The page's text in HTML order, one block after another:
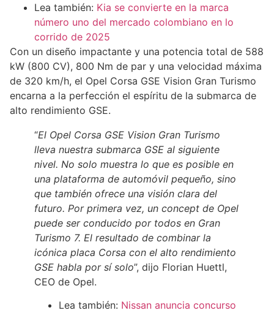
Lea también: Kia se convierte en la marca
número uno del mercado colombiano en lo
corrido de 2025
Con un diseño impactante y una potencia total de 588
kW (800 CV), 800 Nm de par y una velocidad máxima
de 320 km/h, el Opel Corsa GSE Vision Gran Turismo
encarna a la perfección el espíritu de la submarca de
alto rendimiento GSE.
“El Opel Corsa GSE Vision Gran Turismo
lleva nuestra submarca GSE al siguiente
nivel. No solo muestra lo que es posible en
una plataforma de automóvil pequeño, sino
que también ofrece una visión clara del
futuro. Por primera vez, un concept de Opel
puede ser conducido por todos en Gran
Turismo 7. El resultado de combinar la
icónica placa Corsa con el alto rendimiento
GSE habla por sí solo”, dijo Florian Huettl,
CEO de Opel.
Lea también: Nissan anuncia concurso